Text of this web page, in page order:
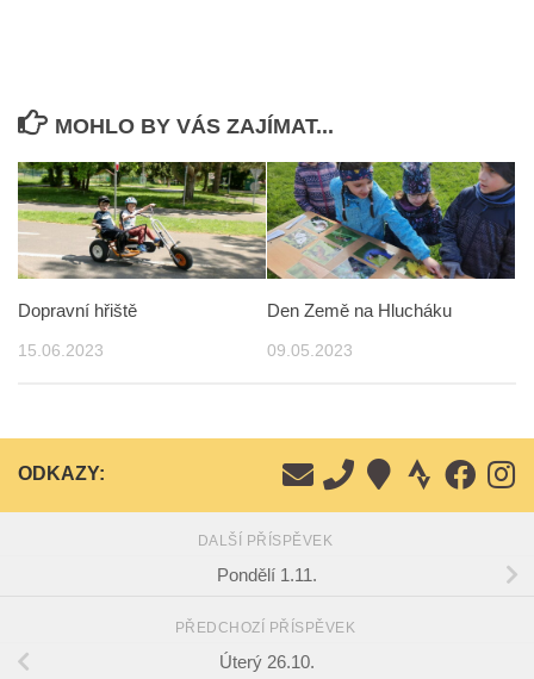
MOHLO BY VÁS ZAJÍMAT...
Dopravní hřiště
15.06.2023
Den Země na Hlucháku
09.05.2023
ODKAZY:
DALŠÍ PŘÍSPĚVEK
Pondělí 1.11.
PŘEDCHOZÍ PŘÍSPĚVEK
Úterý 26.10.